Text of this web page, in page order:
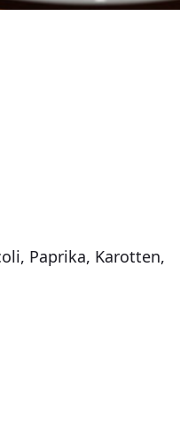
Paprika, Karotten,